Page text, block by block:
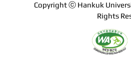
Copyright ⓒ Hankuk
Rights